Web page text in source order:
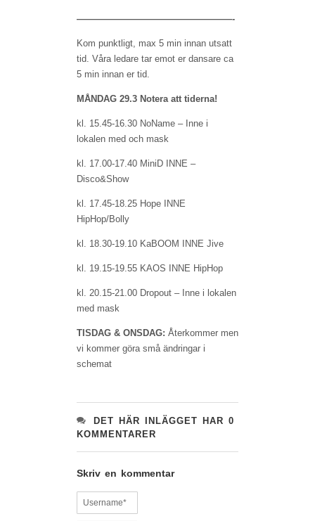
—————————————————-
Kom punktligt, max 5 min innan utsatt
tid. Våra ledare tar emot er dansare ca
5 min innan er tid.
MÅNDAG 29.3 Notera att tiderna!
kl. 15.45-16.30 NoName – Inne i
lokalen med och mask
kl. 17.00-17.40 MiniD INNE –
Disco&Show
kl. 17.45-18.25 Hope INNE
HipHop/Bolly
kl. 18.30-19.10 KaBOOM INNE Jive
kl. 19.15-19.55 KAOS INNE HipHop
kl. 20.15-21.00 Dropout – Inne i lokalen
med mask
TISDAG & ONSDAG: Återkommer men
vi kommer göra små ändringar i
schemat
DET HÄR INLÄGGET HAR 0
KOMMENTARER
Skriv en kommentar